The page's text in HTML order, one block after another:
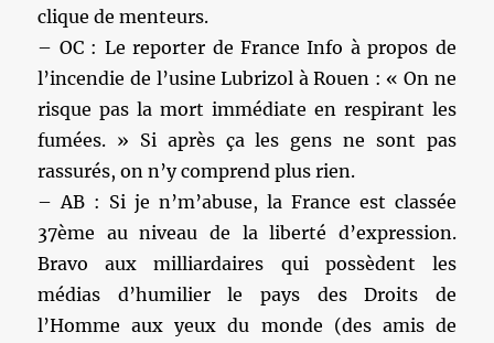
clique de menteurs.
– OC : Le reporter de France Info à propos de
l’incendie de l’usine Lubrizol à Rouen : « On ne
risque pas la mort immédiate en respirant les
fumées. » Si après ça les gens ne sont pas
rassurés, on n’y comprend plus rien.
– AB : Si je n’m’abuse, la France est classée
37ème au niveau de la liberté d’expression.
Bravo aux milliardaires qui possèdent les
médias d’humilier le pays des Droits de
l’Homme aux yeux du monde (des amis de